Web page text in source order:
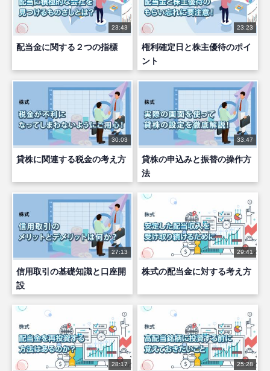
23:43
配当金に関する２つの指標
23:23
権利確定日と株主優待のポイ
ント
30:03
貸株に関連する税金の考え方
33:47
貸株の申込みと振替の操作方
法
27:13
信用取引の基礎知識と口座開
設
29:41
株式の配当金に対する考え方
28:17 25:28